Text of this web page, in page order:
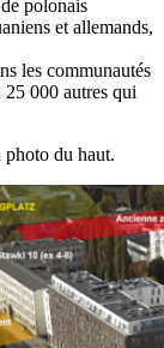
polonais
et allemands,
les communautés
25 000 autres qui
photo du haut.